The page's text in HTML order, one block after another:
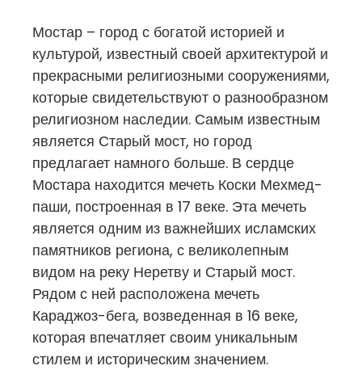
Мостар – город с богатой историей и
культурой, известный своей архитектурой и
прекрасными религиозными сооружениями,
которые свидетельствуют о разнообразном
религиозном наследии. Самым известным
является Старый мост, но город
предлагает намного больше. В сердце
Мостара находится мечеть Коски Мехмед-
паши, построенная в 17 веке. Эта мечеть
является одним из важнейших исламских
памятников региона, с великолепным
видом на реку Неретву и Старый мост.
Рядом с ней расположена мечеть
Караджоз-бега, возведенная в 16 веке,
которая впечатляет своим уникальным
стилем и историческим значением.